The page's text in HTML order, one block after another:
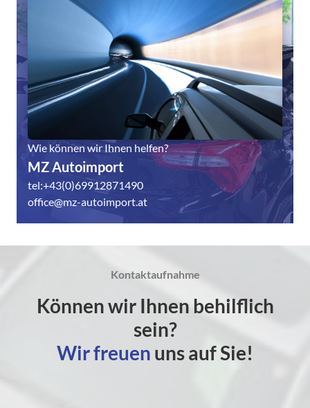
Wie können wir Ihnen helfen?
MZ Autoimport
tel:+43(0)69912871490
office@mz-autoimport.at
Kontaktaufnahme
Können wir Ihnen behilflich
sein?
Wir freuen uns auf Sie!